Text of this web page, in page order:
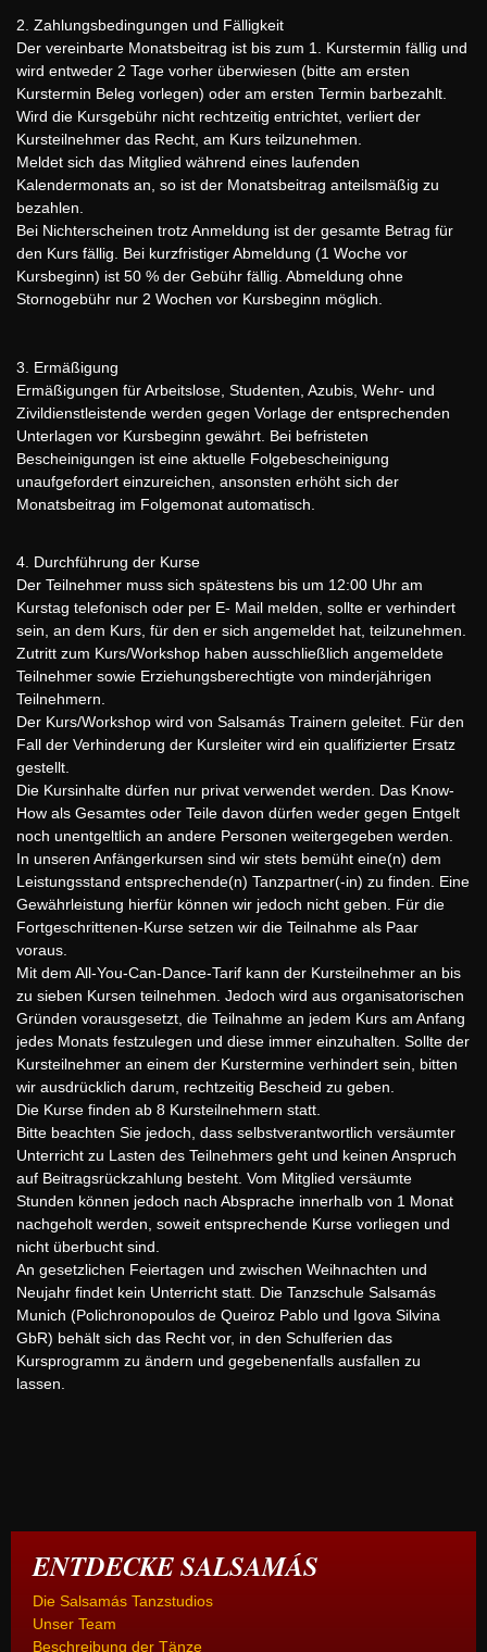
2. Zahlungsbedingungen und Fälligkeit
Der vereinbarte Monatsbeitrag ist bis zum 1. Kurstermin fällig und
wird entweder 2 Tage vorher überwiesen (bitte am ersten
Kurstermin Beleg vorlegen) oder am ersten Termin barbezahlt.
Wird die Kursgebühr nicht rechtzeitig entrichtet, verliert der
Kursteilnehmer das Recht, am Kurs teilzunehmen.
Meldet sich das Mitglied während eines laufenden
Kalendermonats an, so ist der Monatsbeitrag anteilsmäßig zu
bezahlen.
Bei Nichterscheinen trotz Anmeldung ist der gesamte Betrag für
den Kurs fällig. Bei kurzfristiger Abmeldung (1 Woche vor
Kursbeginn) ist 50 % der Gebühr fällig. Abmeldung ohne
Stornogebühr nur 2 Wochen vor Kursbeginn möglich.
3. Ermäßigung
Ermäßigungen für Arbeitslose, Studenten, Azubis, Wehr- und
Zivildienstleistende werden gegen Vorlage der entsprechenden
Unterlagen vor Kursbeginn gewährt. Bei befristeten
Bescheinigungen ist eine aktuelle Folgebescheinigung
unaufgefordert einzureichen, ansonsten erhöht sich der
Monatsbeitrag im Folgemonat automatisch.
4. Durchführung der Kurse
Der Teilnehmer muss sich spätestens bis um 12:00 Uhr am
Kurstag telefonisch oder per E- Mail melden, sollte er verhindert
sein, an dem Kurs, für den er sich angemeldet hat, teilzunehmen.
Zutritt zum Kurs/Workshop haben ausschließlich angemeldete
Teilnehmer sowie Erziehungsberechtigte von minderjährigen
Teilnehmern.
Der Kurs/Workshop wird von Salsamás Trainern geleitet. Für den
Fall der Verhinderung der Kursleiter wird ein qualifizierter Ersatz
gestellt.
Die Kursinhalte dürfen nur privat verwendet werden. Das Know-
How als Gesamtes oder Teile davon dürfen weder gegen Entgelt
noch unentgeltlich an andere Personen weitergegeben werden.
In unseren Anfängerkursen sind wir stets bemüht eine(n) dem
Leistungsstand entsprechende(n) Tanzpartner(-in) zu finden. Eine
Gewährleistung hierfür können wir jedoch nicht geben. Für die
Fortgeschrittenen-Kurse setzen wir die Teilnahme als Paar
voraus.
Mit dem All-You-Can-Dance-Tarif kann der Kursteilnehmer an bis
zu sieben Kursen teilnehmen. Jedoch wird aus organisatorischen
Gründen vorausgesetzt, die Teilnahme an jedem Kurs am Anfang
jedes Monats festzulegen und diese immer einzuhalten. Sollte der
Kursteilnehmer an einem der Kurstermine verhindert sein, bitten
wir ausdrücklich darum, rechtzeitig Bescheid zu geben.
Die Kurse finden ab 8 Kursteilnehmern statt.
Bitte beachten Sie jedoch, dass selbstverantwortlich versäumter
Unterricht zu Lasten des Teilnehmers geht und keinen Anspruch
auf Beitragsrückzahlung besteht. Vom Mitglied versäumte
Stunden können jedoch nach Absprache innerhalb von 1 Monat
nachgeholt werden, soweit entsprechende Kurse vorliegen und
nicht überbucht sind.
An gesetzlichen Feiertagen und zwischen Weihnachten und
Neujahr findet kein Unterricht statt. Die Tanzschule Salsamás
Munich (Polichronopoulos de Queiroz Pablo und Igova Silvina
GbR) behält sich das Recht vor, in den Schulferien das
Kursprogramm zu ändern und gegebenenfalls ausfallen zu
lassen.
ENTDECKE SALSAMÁS
Die Salsamás Tanzstudios
Unser Team
Beschreibung der Tänze